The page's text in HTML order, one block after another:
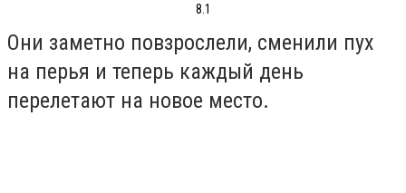
8.1
Они заметно повзрослели, сменили пух
на перья и теперь каждый день
перелетают на новое место.